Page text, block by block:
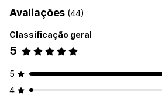
Avaliações (44)
Classificação geral
5
5
4